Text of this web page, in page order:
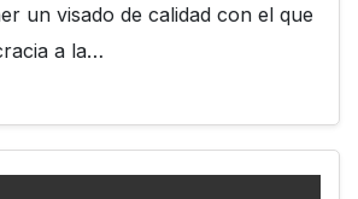
un visado de calidad con el que
a la…